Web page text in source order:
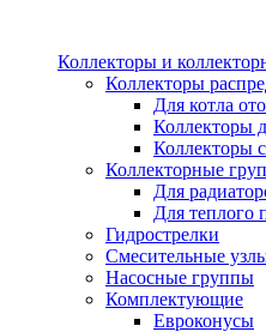
Коллекторы и
Коллекторы
Для котла
Коллекторы
Коллекторы
Коллекторные
Для
Для теплого
Гидрострелки
Смесительные
Насосные группы
Комплектующие
Евроконусы